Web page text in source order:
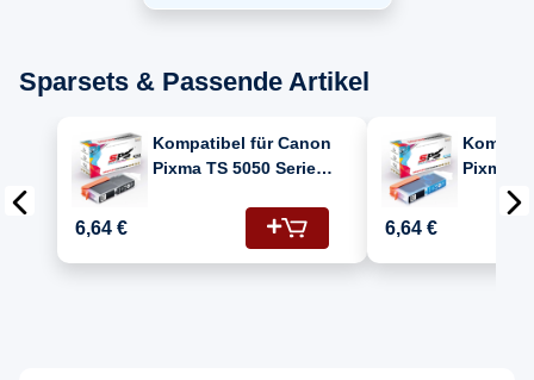
Sparsets & Passende Artikel
Kompatibel für Canon
Pixma TS 5050 Series
Tintenpatrone
Schwarz
6,64 €
Pixma
571XLC)
6,64 €